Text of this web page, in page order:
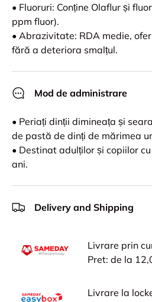
• Fluoruri: Conține Olaflur și
ppm fluor).
• Abrazivitate: RDA medie,
fără a deteriora smalțul.
Mod de administrare
• Periați dinții dimineața și
de pastă de dinți de mărimea
• Destinat adulților și copiilor
ani.
Delivery and Shipping
Livrare prin
Pret: de la
Livrare la